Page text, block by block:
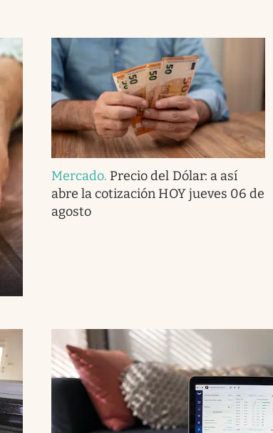
Mercado. Precio del Dólar: a así
abre la cotización HOY jueves 06 de
agosto